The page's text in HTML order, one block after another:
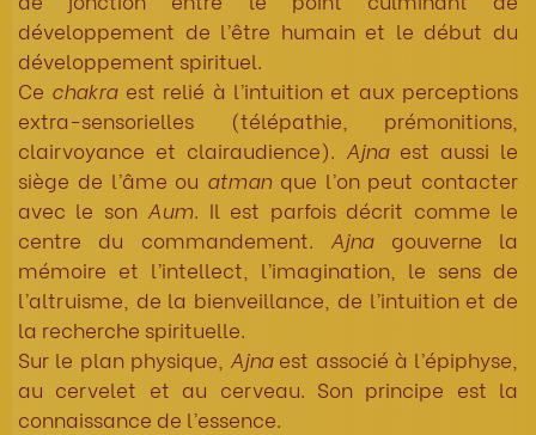
développement de l’être humain et le début du
développement spirituel.
Ce chakraest relié à l’intuition et aux perceptions
extra-sensorielles (télépathie, prémonitions,
clairvoyance et clairaudience). Ajnaest aussi le
siège de l’âme ou atman que l’on peut contacter
avec le son Aum. Il est parfois décrit comme le
centre du commandement. Ajnagouverne la
mémoire et l’intellect, l’imagination, le sens de
l’altruisme, de la bienveillance, de l’intuition et de
la recherche spirituelle.
Sur le plan physique, Ajnaest associé à l’épiphyse,
au cervelet et au cerveau. Son principe est la
connaissance de l’essence.